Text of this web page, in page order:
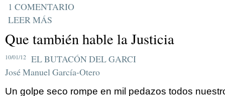
1 COMENTARIO
LEER MÁS
Que también hable la Justicia
10/01/12
EL BUTACÓN DEL GARCI
José Manuel García-Otero
Un golpe seco rompe en mil pedazos todos